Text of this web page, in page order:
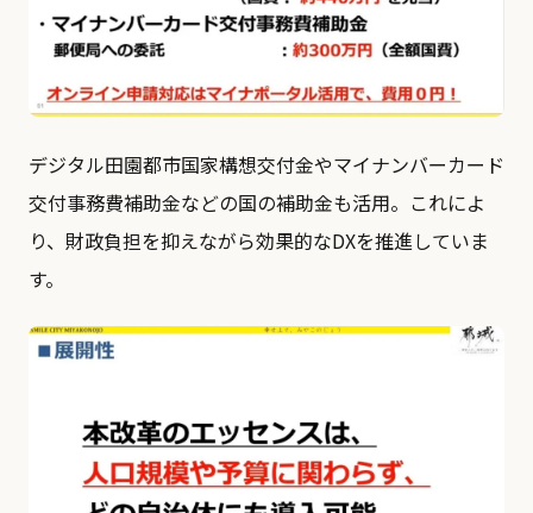
デジタル田園都市国家構想交付金やマイナンバーカード
交付事務費補助金などの国の補助金も活用。これによ
り、財政負担を抑えながら効果的なDXを推進していま
す。